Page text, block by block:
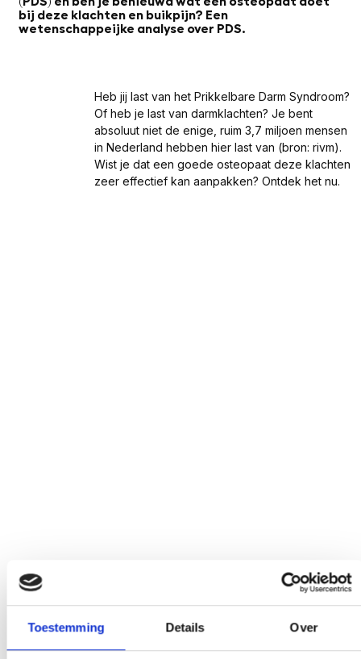
Toestemming Details Over
bij deze klachten en buikpijn? Een
wetenschappeijke analyse over PDS.
Heb jij last van het Prikkelbare Darm Syndroom?
Of heb je last van darmklachten? Je bent
absoluut niet de enige, ruim 3,7 miljoen mensen
in Nederland hebben hier last van (bron: rivm).
Wist je dat een goede osteopaat deze klachten
zeer effectief kan aanpakken? Ontdek het nu.